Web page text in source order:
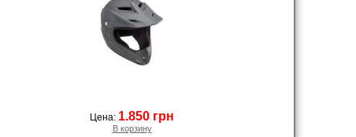
Цена: 1.850 грн
В корзину